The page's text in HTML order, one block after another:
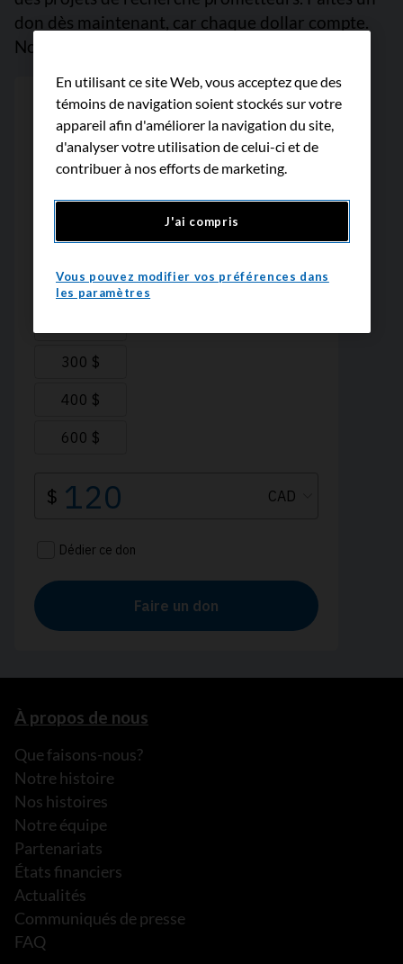
don dès maintenant, car chaque dollar compte.
Nous vous remercions.
À propos de nous
Que faisons-nous?
Notre histoire
Nos histoires
Notre équipe
Partenariats
États financiers
Actualités
Communiqués de presse
FAQ
En utilisant ce site Web, vous acceptez que des
témoins de navigation soient stockés sur votre
appareil afin d'améliorer la navigation du site,
d'analyser votre utilisation de celui-ci et de
contribuer à nos efforts de marketing.
J'ai compris
Vous pouvez modifier vos préférences dans
les paramètres